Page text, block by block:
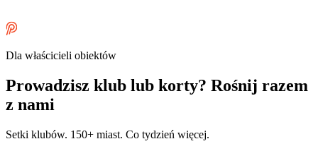
Dla właścicieli obiektów
Prowadzisz klub lub korty? Rośnij razem
z nami
Setki klubów. 150+ miast. Co tydzień więcej.